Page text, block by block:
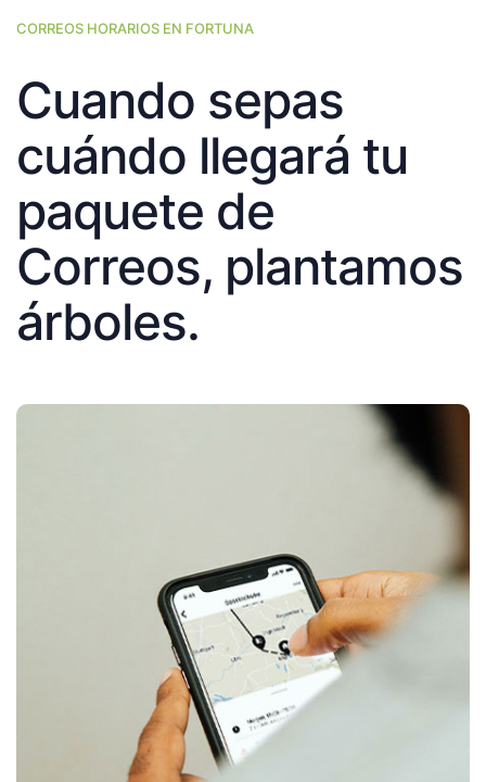
CORREOS HORARIOS EN FORTUNA
Cuando sepas
cuándo llegará tu
paquete de
Correos, plantamos
árboles.